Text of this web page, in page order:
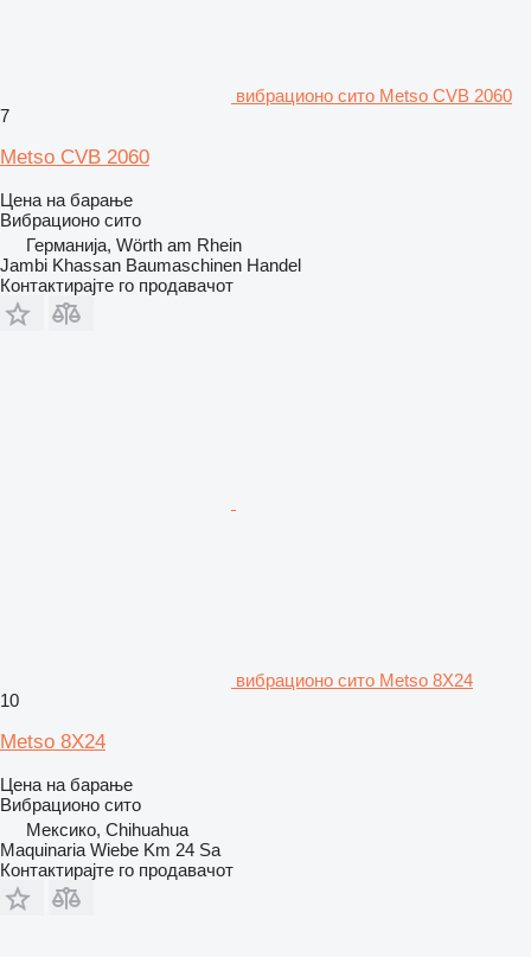
вибрационо сито Metso CVB 2060
7
Metso CVB 2060
Цена на барање
Вибрационо сито
Германија, Wörth am Rhein
Jambi Khassan Baumaschinen Handel
Контактирајте го продавачот
вибрационо сито Metso 8X24
10
Metso 8X24
Цена на барање
Вибрационо сито
Мексико, Chihuahua
Maquinaria Wiebe Km 24 Sa
Контактирајте го продавачот